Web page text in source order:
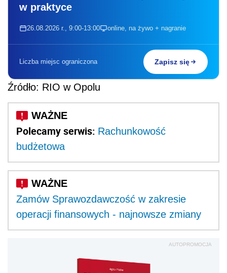
w praktyce
26.08.2026 r., 9:00-13:00 online, na żywo + nagranie
Liczba miejsc ograniczona Zapisz się
Źródło: RIO w Opolu
Polecamy serwis: Rachunkowość
budżetowa
Zamów Sprawozdawczość w zakresie
operacji finansowych - najnowsze zmiany
AUTOPROMOCJA